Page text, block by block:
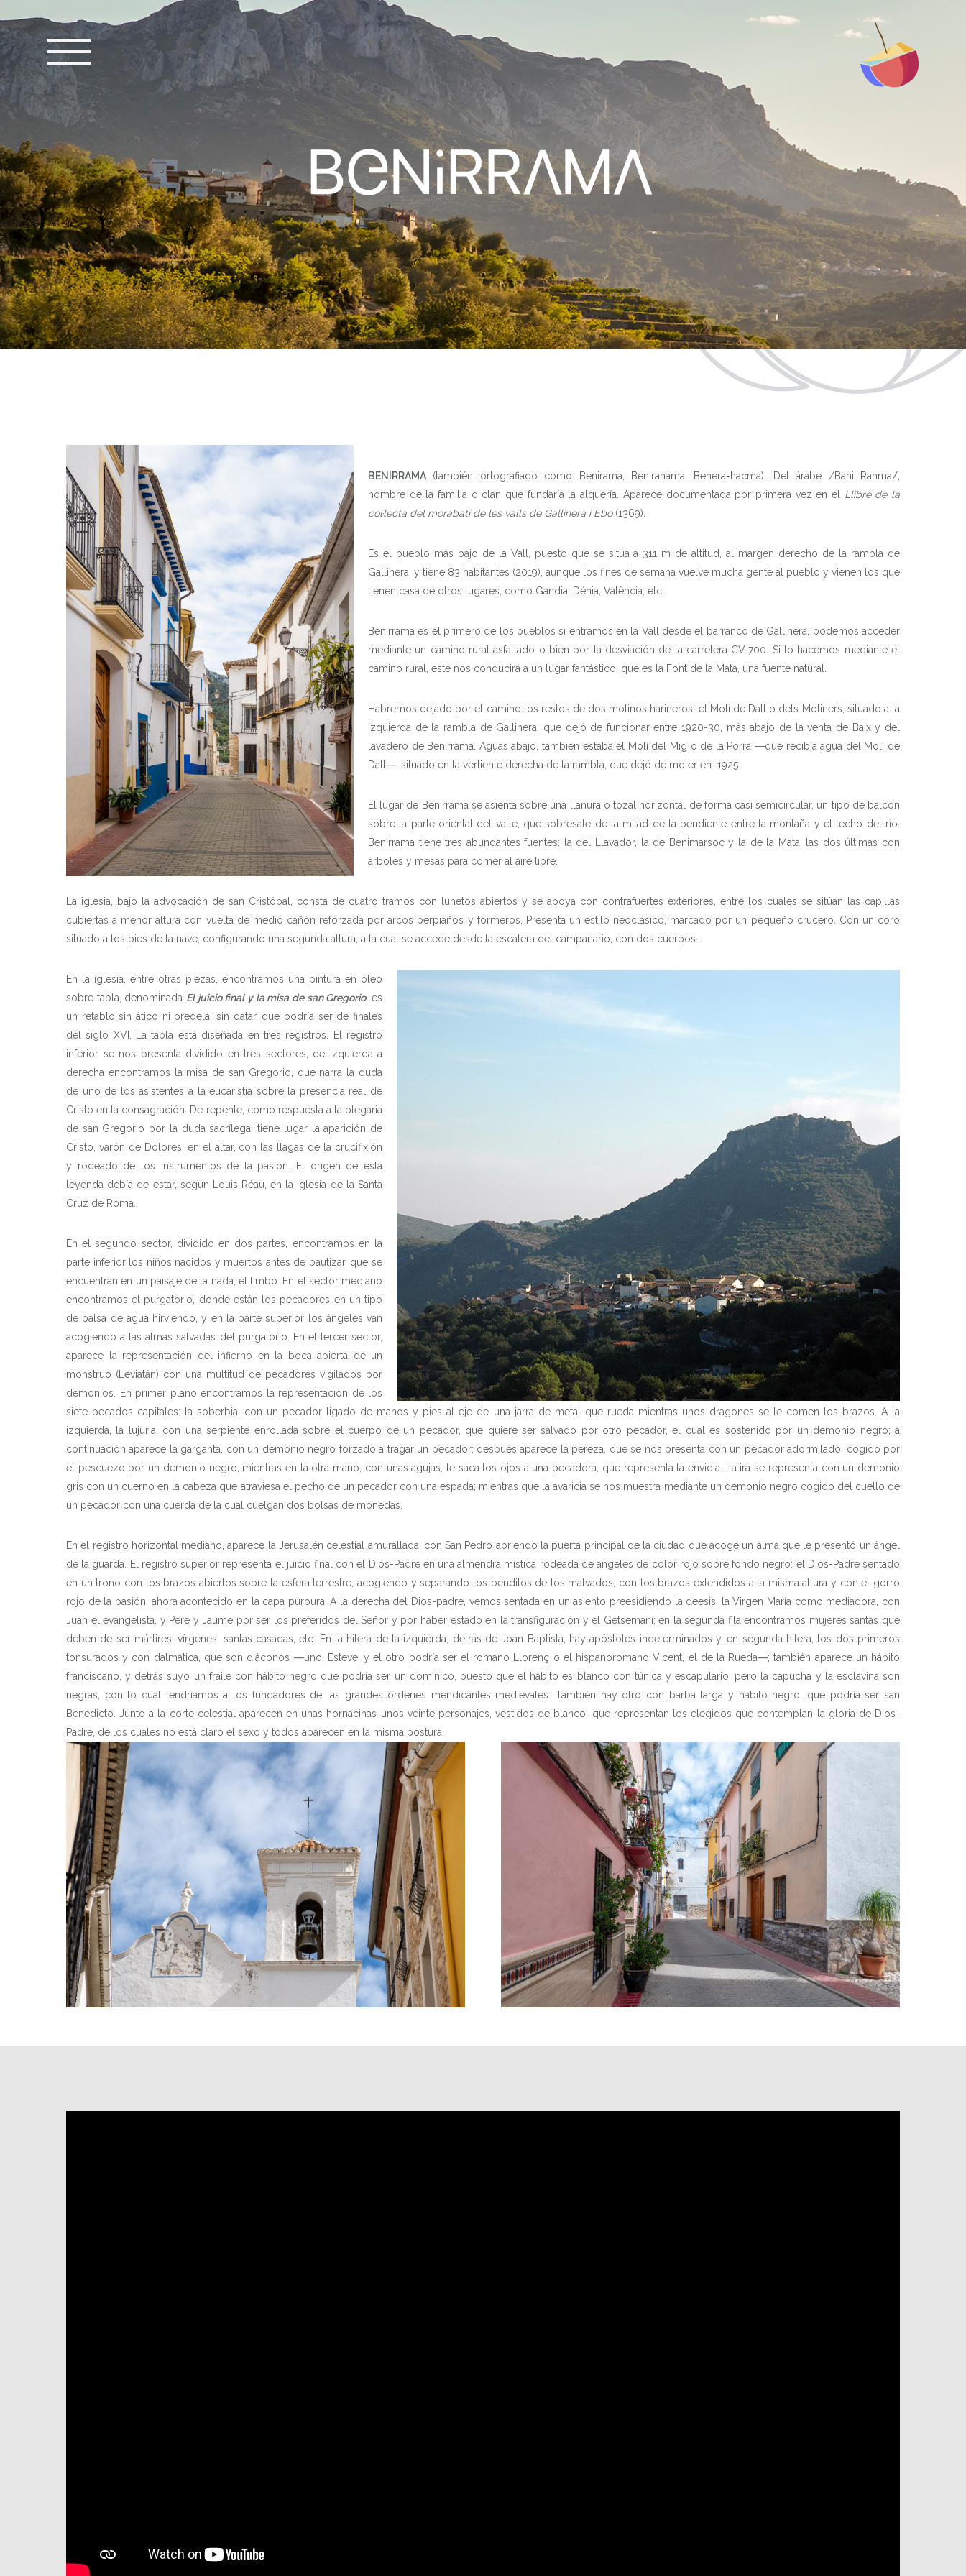
HISTORIA
LOS 8 PUEBLOS
PATRIMONIO
QUÉ HACER
DATOS ÚTILES
CALENDARIO DE ACTIVIDADES
FIESTAS
FOLLETOS DESCARGABLES
CASTELLANO
BENIRRAMA(también ortografiado como Benirama, Benirahama, Benera-hacma). Del árabe /Bani Rahma/,
nombre de la familia o clan que fundaría la alquería. Aparece documentada por primera vez en el Llibre de la
col·lecta del morabatí de les valls de Gallinera i Ebo(1369).
Es el pueblo más bajo de la Vall, puesto que se sitúa a 311 m de altitud, al margen derecho de la rambla de
Gallinera, y tiene 83 habitantes (2019), aunque los fines de semana vuelve mucha gente al pueblo y vienen los que
tienen casa de otros lugares, como Gandia, Dénia, València, etc.
Benirrama es el primero de los pueblos si entramos en la Vall desde el barranco de Gallinera, podemos acceder
mediante un camino rural asfaltado o bien por la desviación de la carretera CV-700. Si lo hacemos mediante el
camino rural, este nos conducirá a un lugar fantástico, que es la Font de la Mata, una fuente natural.
Habremos dejado por el camino los restos de dos molinos harineros: el Molí de Dalt o dels Moliners, situado a la
izquierda de la rambla de Gallinera, que dejó de funcionar entre 1920-30, más abajo de la venta de Baix y del
lavadero de Benirrama. Aguas abajo, también estaba el Molí del Mig o de la Porra ―que recibía agua del Molí de
Dalt―, situado en la vertiente derecha de la rambla, que dejó de moler en 1925.
El lugar de Benirrama se asienta sobre una llanura o tozal horizontal de forma casi semicircular, un tipo de balcón
sobre la parte oriental del valle, que sobresale de la mitad de la pendiente entre la montaña y el lecho del río.
Benirrama tiene tres abundantes fuentes: la del Llavador, la de Benimarsoc y la de la Mata, las dos últimas con
árboles y mesas para comer al aire libre.
La iglesia, bajo la advocación de san Cristóbal, consta de cuatro tramos con lunetos abiertos y se apoya con contrafuertes exteriores, entre los cuales se sitúan las capillas
cubiertas a menor altura con vuelta de medio cañón reforzada por arcos perpiaños y formeros. Presenta un estilo neoclásico, marcado por un pequeño crucero. Con un coro
situado a los pies de la nave, configurando una segunda altura, a la cual se accede desde la escalera del campanario, con dos cuerpos.
En la iglesia, entre otras piezas, encontramos una pintura en óleo
sobre tabla, denominada El juicio final y la misa de san Gregorio, es
un retablo sin ático ni predela, sin datar, que podría ser de finales
del siglo XVI. La tabla está diseñada en tres registros. El registro
inferior se nos presenta dividido en tres sectores, de izquierda a
derecha encontramos la misa de san Gregorio, que narra la duda
de uno de los asistentes a la eucaristía sobre la presencia real de
Cristo en la consagración. De repente, como respuesta a la plegaria
de san Gregorio por la duda sacrílega, tiene lugar la aparición de
Cristo, varón de Dolores, en el altar, con las llagas de la crucifixión
y rodeado de los instrumentos de la pasión. El origen de esta
leyenda debía de estar, según Louis Réau, en la iglesia de la Santa
Cruz de Roma.
En el segundo sector, dividido en dos partes, encontramos en la
parte inferior los niños nacidos y muertos antes de bautizar, que se
encuentran en un paisaje de la nada, el limbo. En el sector mediano
encontramos el purgatorio, donde están los pecadores en un tipo
de balsa de agua hirviendo, y en la parte superior los ángeles van
acogiendo a las almas salvadas del purgatorio. En el tercer sector,
aparece la representación del infierno en la boca abierta de un
monstruo (Leviatán) con una multitud de pecadores vigilados por
demonios. En primer plano encontramos la representación de los
siete pecados capitales: la soberbia, con un pecador ligado de manos y pies al eje de una jarra de metal que rueda mientras unos dragones se le comen los brazos. A la
izquierda, la lujuria, con una serpiente enrollada sobre el cuerpo de un pecador, que quiere ser salvado por otro pecador, el cual es sostenido por un demonio negro; a
continuación aparece la garganta, con un demonio negro forzado a tragar un pecador; después aparece la pereza, que se nos presenta con un pecador adormilado, cogido por
el pescuezo por un demonio negro, mientras en la otra mano, con unas agujas, le saca los ojos a una pecadora, que representa la envidia. La ira se representa con un demonio
gris con un cuerno en la cabeza que atraviesa el pecho de un pecador con una espada; mientras que la avaricia se nos muestra mediante un demonio negro cogido del cuello de
un pecador con una cuerda de la cual cuelgan dos bolsas de monedas.
En el registro horizontal mediano, aparece la Jerusalén celestial amurallada, con San Pedro abriendo la puerta principal de la ciudad que acoge un alma que le presentó un ángel
de la guarda. El registro superior representa el juicio final con el Dios-Padre en una almendra mística rodeada de ángeles de color rojo sobre fondo negro: el Dios-Padre sentado
en un trono con los brazos abiertos sobre la esfera terrestre, acogiendo y separando los benditos de los malvados, con los brazos extendidos a la misma altura y con el gorro
rojo de la pasión, ahora acontecido en la capa púrpura. A la derecha del Dios-padre, vemos sentada en un asiento preesidiendo la deesis, la Virgen María como mediadora, con
Juan el evangelista, y Pere y Jaume por ser los preferidos del Señor y por haber estado en la transfiguración y el Getsemaní; en la segunda fila encontramos mujeres santas que
deben de ser mártires, vírgenes, santas casadas, etc. En la hilera de la izquierda, detrás de Joan Baptista, hay apóstoles indeterminados y, en segunda hilera, los dos primeros
tonsurados y con dalmática, que son diáconos ―uno, Esteve, y el otro podría ser el romano Llorenç o el hispanoromano Vicent, el de la Rueda―; también aparece un hábito
franciscano, y detrás suyo un fraile con hábito negro que podría ser un dominico, puesto que el hábito es blanco con túnica y escapulario, pero la capucha y la esclavina son
negras, con lo cual tendríamos a los fundadores de las grandes órdenes mendicantes medievales. También hay otro con barba larga y hábito negro, que podría ser san
Benedicto. Junto a la corte celestial aparecen en unas hornacinas unos veinte personajes, vestidos de blanco, que representan los elegidos que contemplan la gloria de Dios-
Padre, de los cuales no está claro el sexo y todos aparecen en la misma postura.